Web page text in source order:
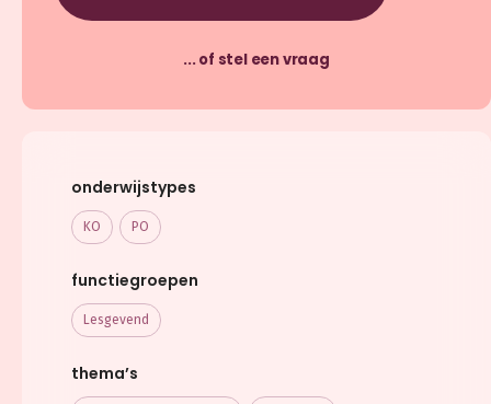
... of stel een vraag
onderwijstypes
KO PO
functiegroepen
Lesgevend
thema’s